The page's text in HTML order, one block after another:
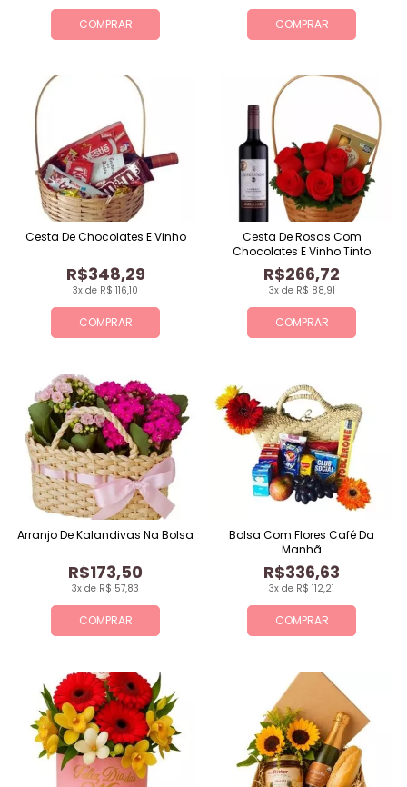
COMPRAR COMPRAR
COMPRAR
3x de R$ 116,10
R$348,29
Cesta De Chocolates E Vinho
COMPRAR
3x de R$ 88,91
R$266,72
Cesta De Rosas Com
Chocolates E Vinho Tinto
COMPRAR
3x de R$ 57,83
R$173,50
Arranjo De Kalandivas Na Bolsa
COMPRAR
3x de R$ 112,21
R$336,63
Bolsa Com Flores Café Da
Manhã